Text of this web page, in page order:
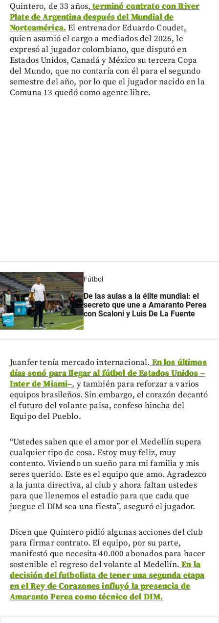
Quintero, de 33 años, terminó contrato con River
Plate de Argentina después del Mundial de
Norteamérica. El entrenador Eduardo Coudet,
quien asumió el cargo a mediados del 2026, le
expresó al jugador colombiano, que disputó en
Estados Unidos, Canadá y México su tercera Copa
del Mundo, que no contaría con él para el segundo
semestre del año, por lo que el jugador nacido en la
Comuna 13 quedó como agente libre.
Fútbol
De las aulas a la élite mundial: el
secreto que une a Amaranto Perea
con Scaloni y Luis De La Fuente
Juanfer tenía mercado internacional. En los últimos
días sonó para llegar al fútbol de Estados Unidos –
Inter de Miami–, y también para reforzar a varios
equipos brasileños. Sin embargo, el corazón decantó
el futuro del volante paisa, confeso hincha del
Equipo del Pueblo.
“Ustedes saben que el amor por el Medellín supera
cualquier tipo de cosa. Estoy muy feliz, muy
contento. Viviendo un sueño para mi familia y mis
seres querido. Este es el equipo que amo. Agradezco
a la junta directiva, al club y ahora faltan ustedes
para que llenemos el estadio para que cada que
juegue el DIM sea una fiesta”, aseguró el jugador.
Dicen que Quintero pidió algunas acciones del club
para firmar contrato. El equipo, por su parte,
manifestó que necesita 40.000 abonados para hacer
sostenible el regreso del volante al Medellín. En la
decisión del futbolista de tener una segunda etapa
en el Rey de Corazones influyó la presencia de
Amaranto Perea como técnico del DIM.